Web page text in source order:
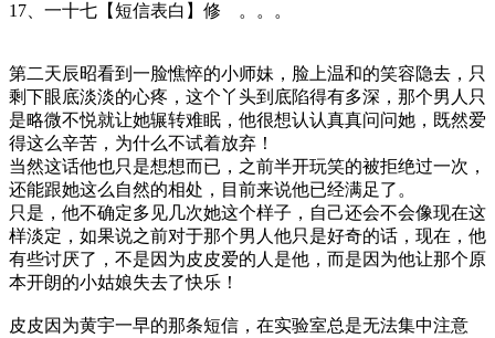
17、一十七【短信表白】修 。。。
第二天辰昭看到一脸憔悴的小师妹，脸上温和的笑容隐去，只
剩下眼底淡淡的心疼，这个丫头到底陷得有多深，那个男人只
是略微不悦就让她辗转难眠，他很想认认真真问问她，既然爱
得这么辛苦，为什么不试着放弃！
当然这话他也只是想想而已，之前半开玩笑的被拒绝过一次，
还能跟她这么自然的相处，目前来说他已经满足了。
只是，他不确定多见几次她这个样子，自己还会不会像现在这
样淡定，如果说之前对于那个男人他只是好奇的话，现在，他
有些讨厌了，不是因为皮皮爱的人是他，而是因为他让那个原
本开朗的小姑娘失去了快乐！
皮皮因为黄宇一早的那条短信，在实验室总是无法集中注意